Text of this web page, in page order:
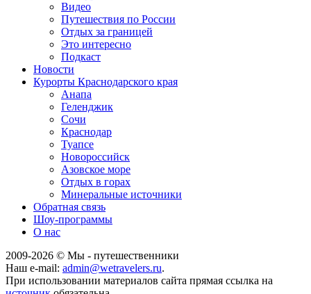
Видео
Путешествия по России
Отдых за границей
Это интересно
Подкаст
Новости
Курорты Краснодарского края
Анапа
Геленджик
Сочи
Краснодар
Туапсе
Новороссийск
Азовское море
Отдых в горах
Минеральные источники
Обратная связь
Шоу-программы
О нас
2009-2026 © Мы - путешественники
Наш e-mail: admin@wetravelers.ru.
При использовании материалов сайта прямая ссылка на